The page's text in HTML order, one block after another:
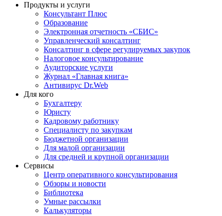
Продукты и услуги
Консультант Плюс
Образование
Электронная отчетность «СБИС»
Управленческий консалтинг
Консалтинг в сфере регулируемых закупок
Налоговое консультирование
Аудиторские услуги
Журнал «Главная книга»
Антивирус Dr.Web
Для кого
Бухгалтеру
Юристу
Кадровому работнику
Специалисту по закупкам
Бюджетной организации
Для малой организации
Для средней и крупной организации
Сервисы
Центр оперативного консультирования
Обзоры и новости
Библиотека
Умные рассылки
Калькуляторы